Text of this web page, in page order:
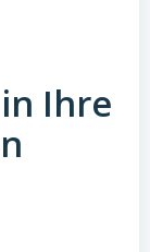
Ihre